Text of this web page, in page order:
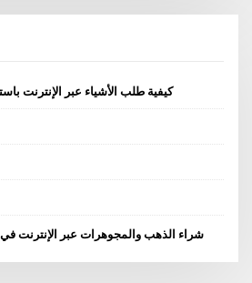
كيفية طلب الأشياء عبر الإنترنت
شراء الذهب والمجوهرات عبر الإنترنت في